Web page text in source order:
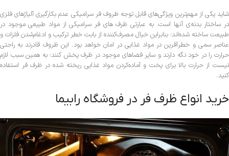
شاید یکی از مهم‌ترین ویژگی‌های قابل توجه ظروف فر سرامیکی عدم بکارگیری آلیاژ‌های فلزی
در ساختار بدنه‌ی آنها است. به عبارتی ظرف های فر سرامیکی از مواد طبیعی موجود در
طبیعت ساخته شده‌اند؛ بنابراین خیال مصرف‌کننده از بابت خطر ترکیب و ادغام‌شدن فلزات و
عناصر سمی و خطرآفرین در مواد غذایی در امان خواهد بود. این ظروف قادرند به راحتی
حرارت را در خود نگه دارند و سایر فضاهای موجود در ظرف پخش کنند؛ به همین سبب لازم
نیست از حرارت بالا برای پخت و آماده‌کردن مواد غذایی ریخته شده در ظرف فر استفاده
کنید.
خرید انواع ظرف فر در فروشگاه رابیما